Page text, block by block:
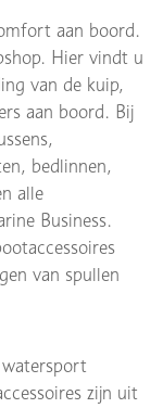
aan boord.
Hier vindt u
van de kuip,
aan boord. Bij
bedlinnen,
alle
Business.
van spullen
zijn uit